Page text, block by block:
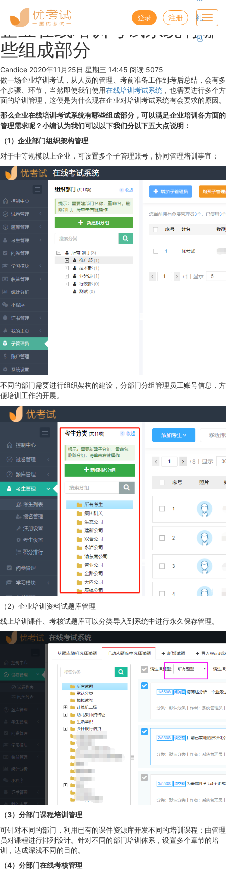
登录 注册 礼
包
企业在线培训考试系统有哪
些组成部分
Candice 2020年11月25日 星期三 14:45 阅读 5075
做一场企业培训考试，从人员的管理、考前准备工作到考后总结，会有多
个步骤、环节，当然即使我们使用在线培训考试系统 ，也需要进行多个方
面的培训管理，这便是为什么现在企业对培训考试系统有会要求的原因。
那么企业在线培训考试系统有哪些组成部分，可以满足企业培训各方面的
管理需求呢？小编认为我们可以以下我们分以下五大点说明：
（1）企业部门组织架构管理
对于中等规模以上企业，可设置多个子管理账号，协同管理培训事宜；
不同的部门需要进行组织架构的建设，分部门分组管理员工账号信息，方
便培训工作的开展。
（2）企业培训资料试题库管理
线上培训课件、考核试题库可以分类导入到系统中进行永久保存管理。
（3）分部门课程培训管理
可针对不同的部门，利用已有的课件资源库开发不同的培训课程；由管理
员对课程进行排列设计。针对不同的部门培训体系，设置多个章节的培
训，达成深浅不同的目的。
（4）分部门在线考核管理